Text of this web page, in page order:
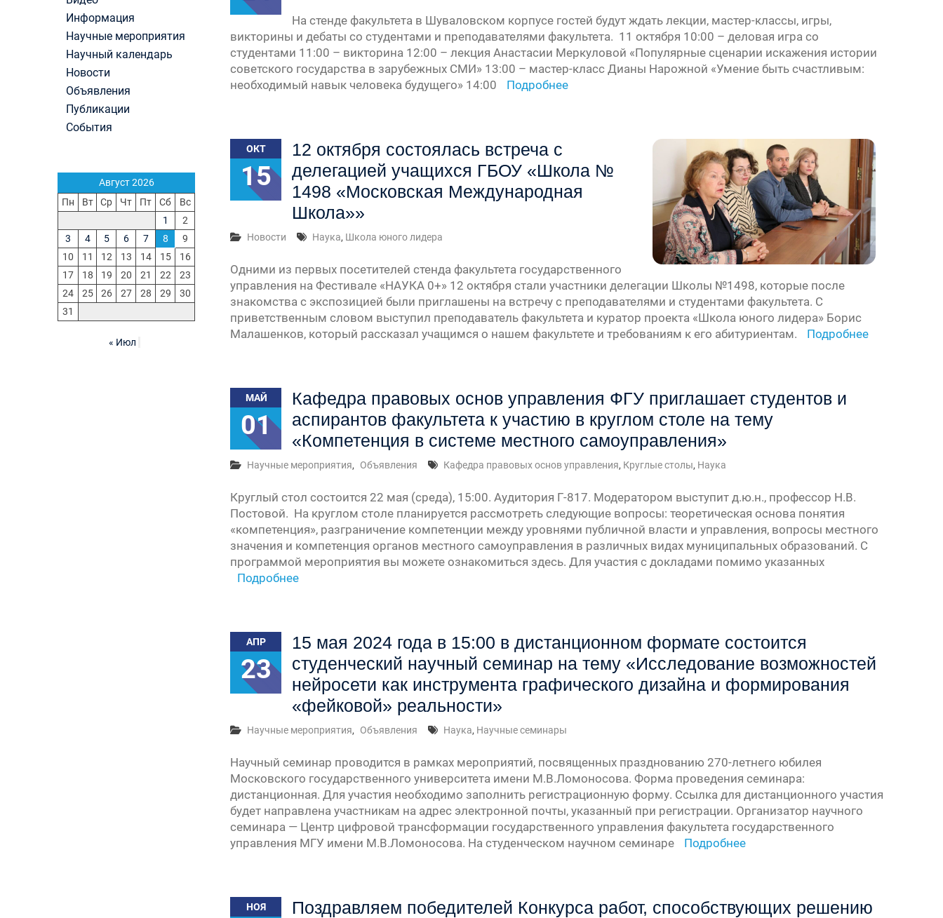
Вячеслав Никонов в программе «Большая игра» —
Конкурсные списки лиц, прошедших
вступительные испытания в МГУ имени
М.В.Ломоносова в 2026 году по каждому конкурсу
(ранжированные списки поступающих)
Вячеслав Никонов в программе «Большая игра» —
Первый канал, 24.07.2026. Часть 1-2
Вячеслав Никонов в программе «Большая игра» —
Первый канал, 06.08.2026. Часть 1-3
На стенде факультета в Шуваловском корпусе гостей будут ждать лекции, мастер-классы, игры,
викторины и дебаты со студентами и преподавателями факультета. 11 октября 10:00 – деловая игра со
студентами 11:00 – викторина 12:00 – лекция Анастасии Меркуловой «Популярные сценарии искажения истории
советского государства в зарубежных СМИ» 13:00 – мастер-класс Дианы Нарожной «Умение быть счастливым:
необходимый навык человека будущего» 14:00
Подробнее
ОКТ
15
12 октября состоялась встреча с
делегацией учащихся ГБОУ «Школа №
1498 «Московская Международная
Школа»»
Новости Наука, Школа юного лидера
Одними из первых посетителей стенда факультета государственного
управления на Фестивале «НАУКА 0+» 12 октября стали участники делегации Школы №1498, которые после
знакомства с экспозицией были приглашены на встречу с преподавателями и студентами факультета. С
приветственным словом выступил преподаватель факультета и куратор проекта «Школа юного лидера» Борис
Малашенков, который рассказал учащимся о нашем факультете и требованиям к его абитуриентам.
Подробнее
МАЙ
01
Кафедра правовых основ управления ФГУ приглашает студентов и
аспирантов факультета к участию в круглом столе на тему
«Компетенция в системе местного самоуправления»
Научные мероприятия, Объявления Кафедра правовых основ управления, Круглые столы, Наука
Круглый стол состоится 22 мая (среда), 15:00. Аудитория Г-817. Модератором выступит д.ю.н., профессор Н.В.
Постовой. На круглом столе планируется рассмотреть следующие вопросы: теоретическая основа понятия
«компетенция», разграничение компетенции между уровнями публичной власти и управления, вопросы местного
значения и компетенция органов местного самоуправления в различных видах муниципальных образований. С
программой мероприятия вы можете ознакомиться здесь. Для участия с докладами помимо указанных
Подробнее
АПР
23
15 мая 2024 года в 15:00 в дистанционном формате состоится
студенческий научный семинар на тему «Исследование возможностей
нейросети как инструмента графического дизайна и формирования
«фейковой» реальности»
Научные мероприятия, Объявления Наука, Научные семинары
Научный семинар проводится в рамках мероприятий, посвященных празднованию 270-летнего юбилея
Московского государственного университета имени М.В.Ломоносова. Форма проведения семинара:
дистанционная. Для участия необходимо заполнить регистрационную форму. Ссылка для дистанционного участия
будет направлена участникам на адрес электронной почты, указанный при регистрации. Организатор научного
семинара — Центр цифровой трансформации государственного управления факультета государственного
управления МГУ имени М.В.Ломоносова. На студенческом научном семинаре
Подробнее
НОЯ
Поздравляем победителей Конкурса работ, способствующих решению
Информация
Научные мероприятия
Научный календарь
Новости
Объявления
Публикации
События
Август 2026
Пн
Вт Ср Чт Пт Сб
Вс
1
2
3
4 5 6 7 8
9
10
11 12 13 14 15
16
17
18 19 20 21 22
23
24
25 26 27 28 29
30
31
« Июл